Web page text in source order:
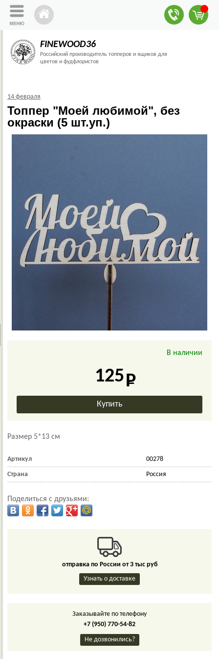
FINEWOOD36
Российский производитель топперов и ящиков для
цветов и фудфлористов
14 февраля
Топпер "Моей любимой", без
окраски (5 шт.уп.)
В наличии
125
Размер 5*13 см
Артикул 00278
Страна Россия
Поделиться с друзьями:
отправка по России от 3 тыс руб
Узнать о доставке
Заказывайте по телефону
+7 (950) 770-54-82
Не дозвонились?